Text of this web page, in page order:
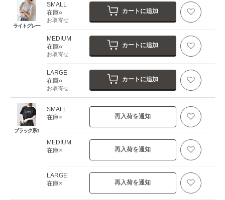
ライトグレー
SMALL
在庫○
お取寄せ
カートに追加
MEDIUM
在庫○
お取寄せ
カートに追加
LARGE
在庫○
お取寄せ
カートに追加
ブラック系1
SMALL
在庫×
再入荷を通知
MEDIUM
在庫×
再入荷を通知
LARGE
在庫×
再入荷を通知